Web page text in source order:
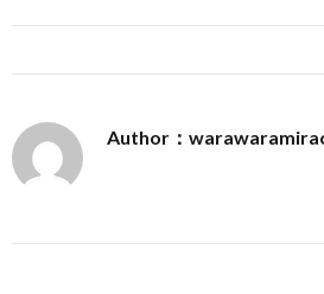
Author：